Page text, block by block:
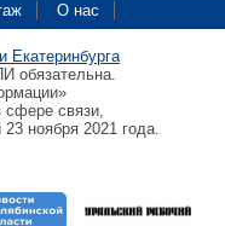
О нас
Екатеринбурга
обязательна.
сфере связи,
ноября 2021 года.